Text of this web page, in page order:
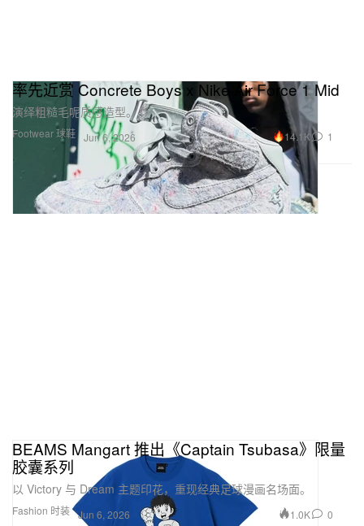
Footwear 球鞋
率先近赏 Concrete Boys x Nike Air Force 1 Mid
演绎粗糙毛呢质感造型。
Jun 6, 2026 14.1K 1
Fashion 时装
BEAMS Mangart 推出《Captain Tsubasa》限量
胶囊系列
以 Victory 与 Dream 主题印花，重现经典足球漫画名场面。
Jun 6, 2026 1.0K 0